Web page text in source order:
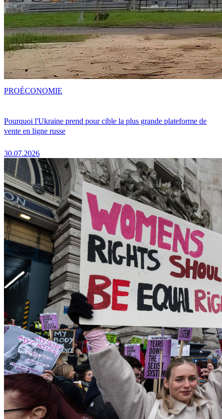
Pourquoi l'Ukraine prend pour cible la plus grande plateforme de
vente en ligne russe
30.07.2026
PROÉCONOMIE